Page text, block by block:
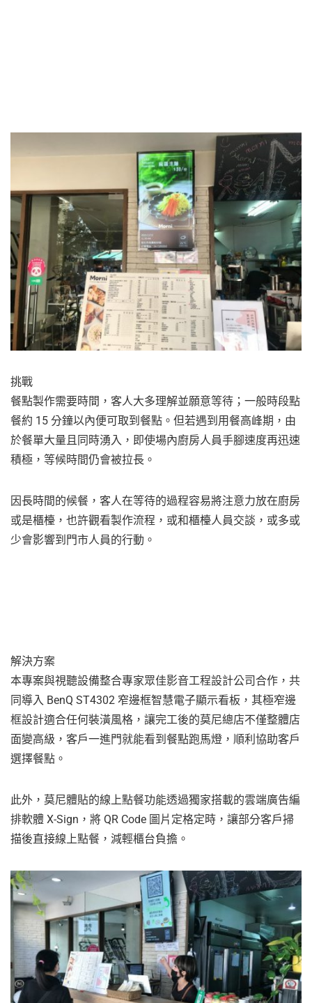
挑戰
餐點製作需要時間，客人大多理解並願意等待；一般時段點
餐約 15 分鐘以內便可取到餐點。但若遇到用餐高峰期，由
於餐單大量且同時湧入，即使場內廚房人員手腳速度再迅速
積極，等候時間仍會被拉長。
因長時間的候餐，客人在等待的過程容易將注意力放在廚房
或是櫃檯，也許觀看製作流程，或和櫃檯人員交談，或多或
少會影響到門市人員的行動。
解決方案
本專案與視聽設備整合專家眾佳影音工程設計公司合作，共
同導入 BenQ ST4302 窄邊框智慧電子顯示看板，其極窄邊
框設計適合任何裝潢風格，讓完工後的莫尼總店不僅整體店
面變高級，客戶一進門就能看到餐點跑馬燈，順利協助客戶
選擇餐點。
此外，莫尼體貼的線上點餐功能透過獨家搭載的雲端廣告編
排軟體 X-Sign，將 QR Code 圖片定格定時，讓部分客戶掃
描後直接線上點餐，減輕櫃台負擔。